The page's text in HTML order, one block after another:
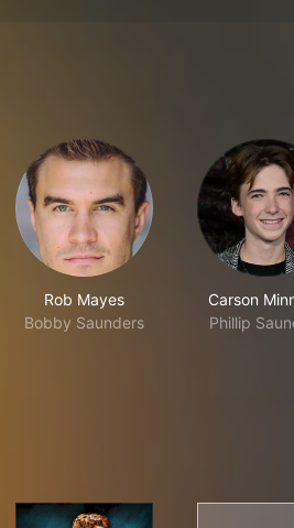
Rob Mayes
Bobby Saunders
Carson
Phillip